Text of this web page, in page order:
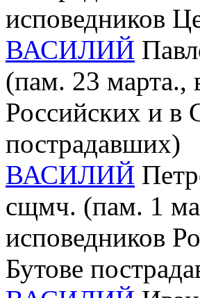
исповедников
ВАСИЛИЙ
(пам. 23 марта.,
Российских и в
пострадавших)
ВАСИЛИЙ
сщмч. (пам. 1
исповедников
Бутове